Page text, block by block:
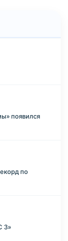
появился
по
3»